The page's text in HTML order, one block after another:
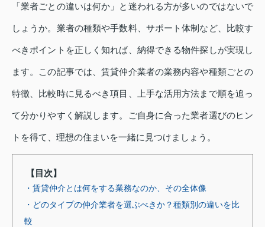
「業者ごとの違いは何か」と迷われる方が多いのではないで
しょうか。業者の種類や手数料、サポート体制など、比較す
べきポイントを正しく知れば、納得できる物件探しが実現し
ます。この記事では、賃貸仲介業者の業務内容や種類ごとの
特徴、比較時に見るべき項目、上手な活用方法まで順を追っ
て分かりやすく解説します。ご自身に合った業者選びのヒン
トを得て、理想の住まいを一緒に見つけましょう。
【目次】
・賃貸仲介とは何をする業務なのか、その全体像
・どのタイプの仲介業者を選ぶべきか？種類別の違いを比
較